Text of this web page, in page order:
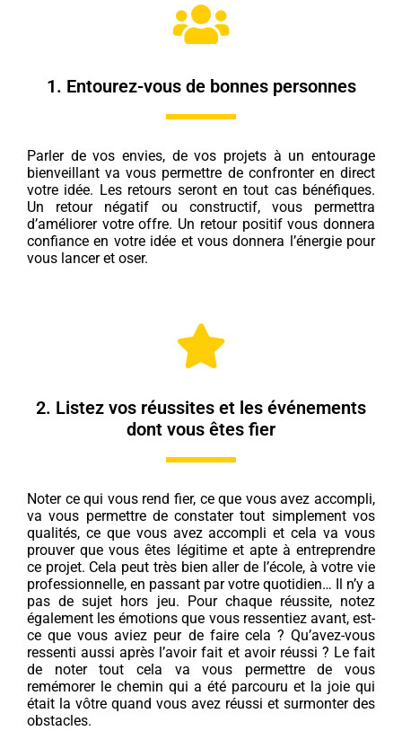
1. Entourez-vous de bonnes personnes
Parler de vos envies, de vos projets à un entourage
bienveillant va vous permettre de confronter en direct
votre idée. Les retours seront en tout cas bénéfiques.
Un retour négatif ou constructif, vous permettra
d’améliorer votre offre. Un retour positif vous donnera
confiance en votre idée et vous donnera l’énergie pour
vous lancer et oser.
2. Listez vos réussites et les événements
dont vous êtes fier
Noter ce qui vous rend fier, ce que vous avez accompli,
va vous permettre de constater tout simplement vos
qualités, ce que vous avez accompli et cela va vous
prouver que vous êtes légitime et apte à entreprendre
ce projet. Cela peut très bien aller de l’école, à votre vie
professionnelle, en passant par votre quotidien… Il n’y a
pas de sujet hors jeu. Pour chaque réussite, notez
également les émotions que vous ressentiez avant, est-
ce que vous aviez peur de faire cela ? Qu’avez-vous
ressenti aussi après l’avoir fait et avoir réussi ? Le fait
de noter tout cela va vous permettre de vous
remémorer le chemin qui a été parcouru et la joie qui
était la vôtre quand vous avez réussi et surmonter des
obstacles.